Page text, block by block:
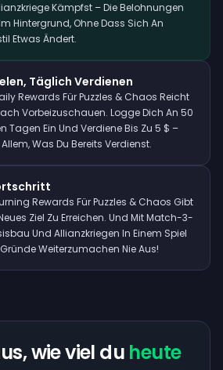
Kämpfst – Die Belohnungen
Hintergrund, Ohne Dass Sich An
Etwas Ändert.
Täglich Verdienen
Rewards Für Puzzles & Chaos Reicht
Vorbeizuschauen. Logge Dich An 50
Tagen Ein Und Verdiene Bis Zu 5 $ –
Was Du Bereits Verdienst.
Rewards Für Puzzles & Chaos Gibt
Ziel Zu Erreichen. Und Mit Match-3-
Und Allianzkriegen In Einem Spiel
Gründe Weiterzumachen Nie Aus!
wie viel du heute